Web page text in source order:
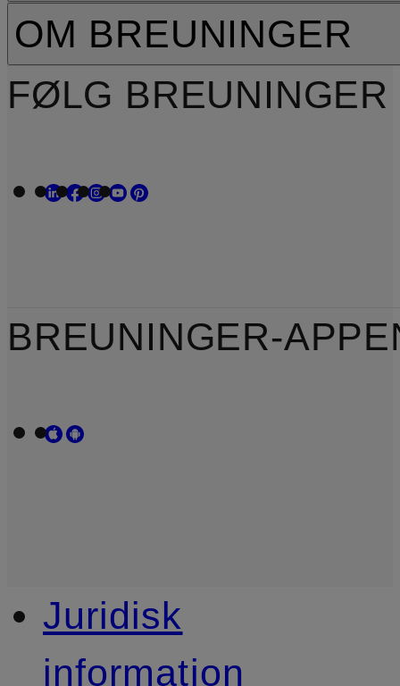
OM BREUNINGER
FØLG BREUNINGER
BREUNINGER-
Juridisk
information